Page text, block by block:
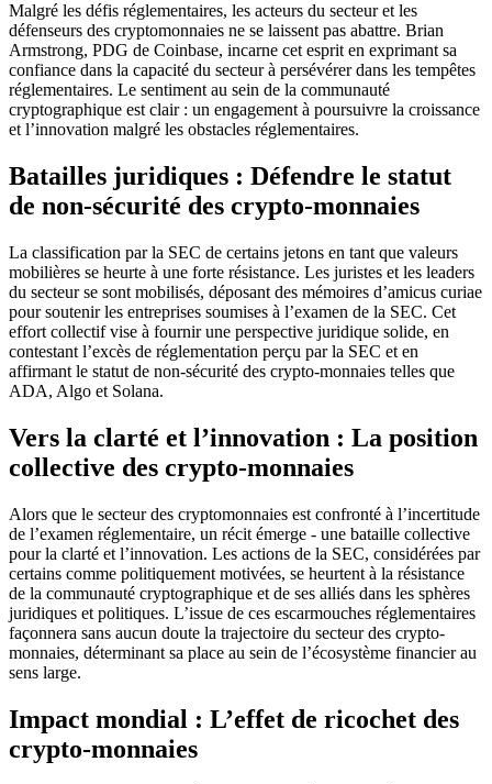
Malgré les défis réglementaires, les acteurs du secteur et les
défenseurs des cryptomonnaies ne se laissent pas abattre. Brian
Armstrong, PDG de Coinbase, incarne cet esprit en exprimant sa
confiance dans la capacité du secteur à persévérer dans les tempêtes
réglementaires. Le sentiment au sein de la communauté
cryptographique est clair : un engagement à poursuivre la croissance
et l’innovation malgré les obstacles réglementaires.
Batailles juridiques : Défendre le statut
de non-sécurité des crypto-monnaies
La classification par la SEC de certains jetons en tant que valeurs
mobilières se heurte à une forte résistance. Les juristes et les leaders
du secteur se sont mobilisés, déposant des mémoires d’amicus curiae
pour soutenir les entreprises soumises à l’examen de la SEC. Cet
effort collectif vise à fournir une perspective juridique solide, en
contestant l’excès de réglementation perçu par la SEC et en
affirmant le statut de non-sécurité des crypto-monnaies telles que
ADA, Algo et Solana.
Vers la clarté et l’innovation : La position
collective des crypto-monnaies
Alors que le secteur des cryptomonnaies est confronté à l’incertitude
de l’examen réglementaire, un récit émerge - une bataille collective
pour la clarté et l’innovation. Les actions de la SEC, considérées par
certains comme politiquement motivées, se heurtent à la résistance
de la communauté cryptographique et de ses alliés dans les sphères
juridiques et politiques. L’issue de ces escarmouches réglementaires
façonnera sans aucun doute la trajectoire du secteur des crypto-
monnaies, déterminant sa place au sein de l’écosystème financier au
sens large.
Impact mondial : L’effet de ricochet des
crypto-monnaies